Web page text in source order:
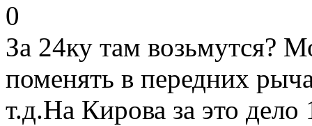
0
За 24ку там возьмутся?
поменять в передних
т.д.На Кирова за это